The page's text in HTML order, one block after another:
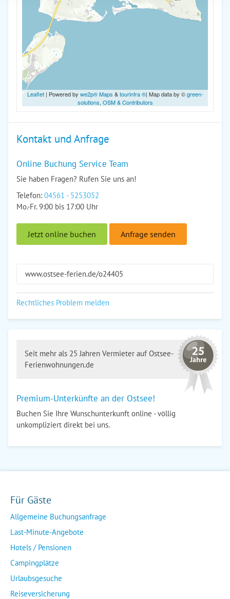
Leaflet| Powered by we2p® Maps &tourinfra ®| Map data by ©green-
solutions, OSM & Contributors
Kontakt und Anfrage
Online Buchung Service Team
Sie haben Fragen? Rufen Sie uns an!
Telefon: 04561 - 5253052
Mo.-Fr. 9:00 bis 17:00 Uhr
Jetzt online buchen Anfrage senden
www.ostsee-ferien.de/o24405
Rechtliches Problem melden
Seit mehr als 25 Jahren Vermieter auf Ostsee-
Ferienwohnungen.de
Premium-Unterkünfte an der Ostsee!
Buchen Sie Ihre Wunschunterkunft online - völlig
unkompliziert direkt bei uns.
Für Gäste
Allgemeine Buchungsanfrage
Last-Minute-Angebote
Hotels / Pensionen
Campingplätze
Urlaubsgesuche
Reiseversicherung